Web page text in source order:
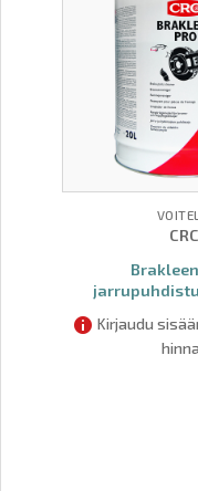
CRC
Brakleen
Kirjaudu